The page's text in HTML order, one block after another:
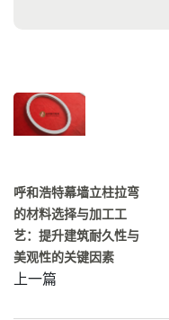
呼和浩特幕墙立柱拉弯
的材料选择与加工工
艺：提升建筑耐久性与
美观性的关键因素
上一篇